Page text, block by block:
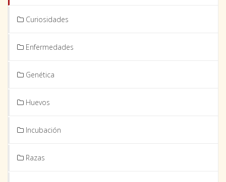
Curiosidades
Enfermedades
Genética
Huevos
Incubación
Razas